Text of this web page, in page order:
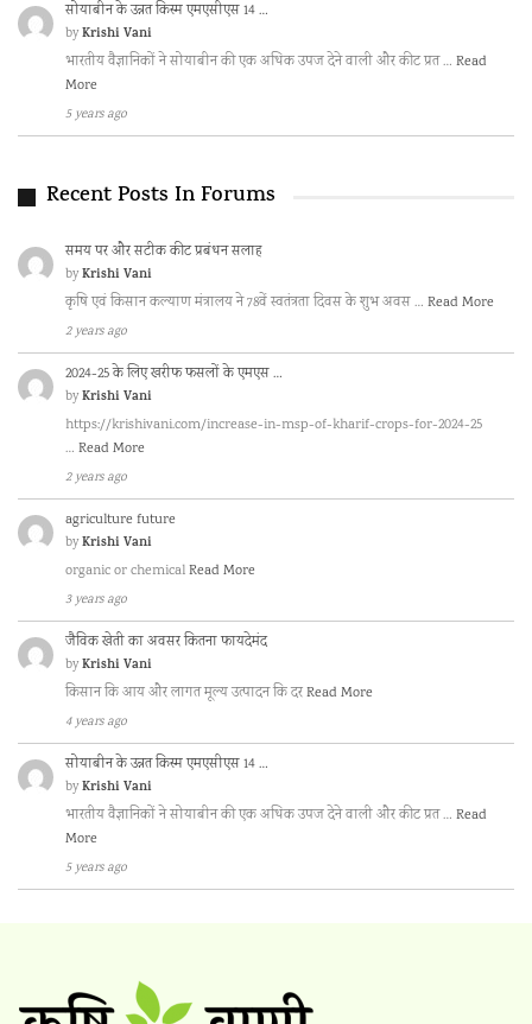
सोयाबीन के उन्नत किस्म एमएसीएस 14 …
byKrishi Vani
भारतीय वैज्ञानिकों ने सोयाबीन की एक अधिक उपज देने वाली और कीट प्रत … Read
More
5 years ago
Recent Posts In Forums
समय पर और सटीक कीट प्रबंधन सलाह
byKrishi Vani
कृषि एवं किसान कल्याण मंत्रालय ने 78वें स्वतंत्रता दिवस के शुभ अवस … Read More
2 years ago
2024-25 के लिए खरीफ फसलों के एमएस …
byKrishi Vani
https://krishivani.com/increase-in-msp-of-kharif-crops-for-2024-25
… Read More
2 years ago
agriculture future
byKrishi Vani
organic or chemicalRead More
3 years ago
जैविक खेती का अवसर कितना फायदेमंद
byKrishi Vani
किसान कि आय और लागत मूल्य उत्पादन कि दरRead More
4 years ago
सोयाबीन के उन्नत किस्म एमएसीएस 14 …
byKrishi Vani
भारतीय वैज्ञानिकों ने सोयाबीन की एक अधिक उपज देने वाली और कीट प्रत … Read
More
5 years ago